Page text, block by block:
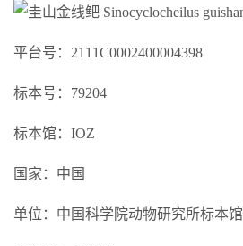
平台号：2111C0002400004398
标本号：79204
标本馆：IOZ
国家：中国
单位：中国科学院动物研究所标本馆